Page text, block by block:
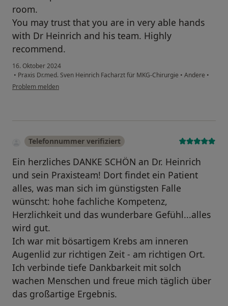
room.
You may trust that you are in very able hands
with Dr Heinrich and his team. Highly
recommend.
16. Oktober 2024
• Praxis Dr.med. Sven Heinrich Facharzt für MKG-Chirurgie • Andere •
Problem melden
Telefonnummer verifiziert
Ein herzliches DANKE SCHÖN an Dr. Heinrich
und sein Praxisteam! Dort findet ein Patient
alles, was man sich im günstigsten Falle
wünscht: hohe fachliche Kompetenz,
Herzlichkeit und das wunderbare Gefühl...alles
wird gut.
Ich war mit bösartigem Krebs am inneren
Augenlid zur richtigen Zeit - am richtigen Ort.
Ich verbinde tiefe Dankbarkeit mit solch
wachen Menschen und freue mich täglich über
das großartige Ergebnis.